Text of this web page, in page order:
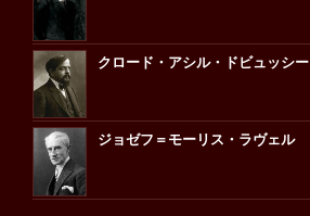
クロード・アシル・ドビュッシー
ジョゼフ＝モーリス・ラヴェル